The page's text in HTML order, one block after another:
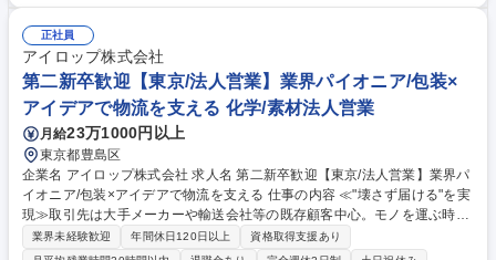
ングを活用した販売手法も1から学べるため営業だけでなく企画やマーケ
ティングのスキル開発が可能です。また海外メーカー製造元との連携～商
品選定～販売まで、広い範囲で経験が積めます。【環境】少人数なので風
通しが良く、仙台から九州まで担当するため月1回程度、宿泊を伴う出張
がございます。アポの外出は週2程度です。 募集職種 【「ペットフードN
OW FRESH」営業担当】ペットは家族！第二新卒歓迎
正社員
アイロップ株式会社
第二新卒歓迎【東京/法人営業】業界パイオニア/包装×
アイデアで物流を支える 化学/素材法人営業
月給23万1000円以上
東京都豊島区
企業名 アイロップ株式会社 求人名 第二新卒歓迎【東京/法人営業】業界パ
イオニア/包装×アイデアで物流を支える 仕事の内容 ≪"壊さず届ける"を実
現≫取引先は大手メーカーや輸送会社等の既存顧客中心。モノを運ぶ時の
課題をヒアリングし壊さず届けるためにピッタリな包装資材や機器等を提
案。オーダーメイドで機器設計から携わることも！ 【業務】■運ぶ時の破
業界未経験歓迎 年間休日120日以上
資格取得支援あり